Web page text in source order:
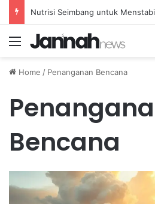
Menu
Home / Penanganan Bencana
Bencana